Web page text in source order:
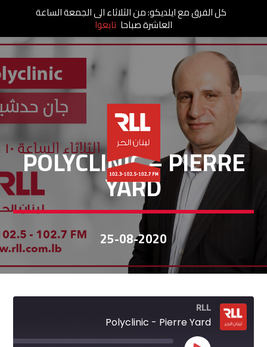
POLYCLINIC
POLYCLINIC – PIERRE
YARD
25-08-2020
RLL
Polyclinic - Pierre Yard
كل الفرق مع ايلديكو: من الثلاثاء الى الجمعة الساعة
العاشرة صباحا تابعوا